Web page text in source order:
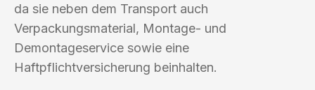
da sie neben dem Transport auch
Verpackungsmaterial, Montage- und
Demontageservice sowie eine
Haftpflichtversicherung beinhalten.